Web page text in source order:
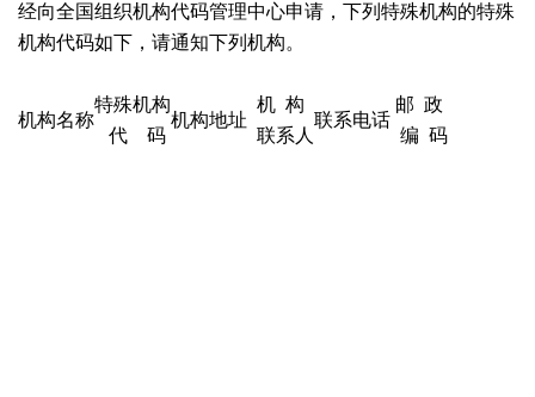
经向全国组织机构代码管理中心申请，下列特殊机构的特殊
机构代码如下，请通知下列机构。
机构名称
特殊机构
代 码
机构地址
机 构
联系人
联系电话
邮 政
编 码